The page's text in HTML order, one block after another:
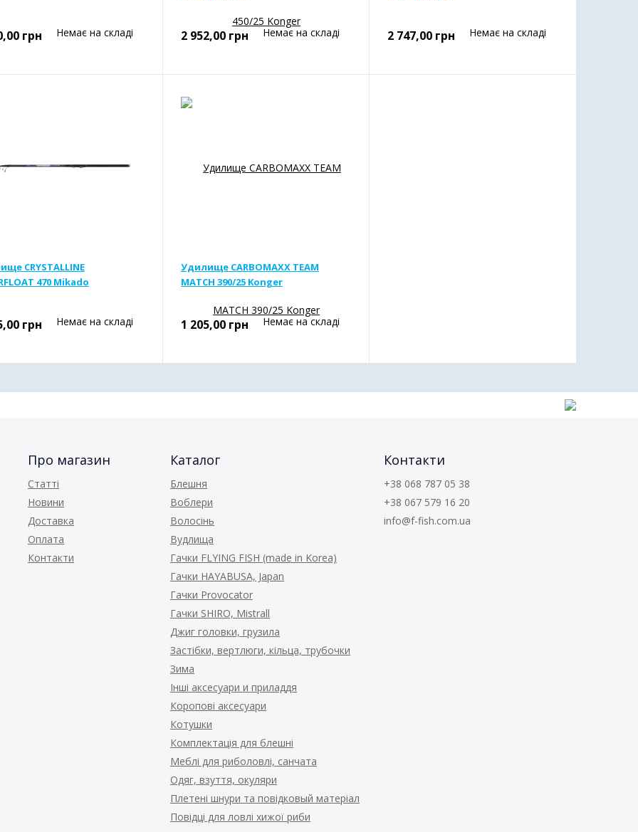
грн Немає на складі 2 952,00 грн Немає на складі 2 747,00 грн Немає на складі
CRYSTALLINE
470 Mikado
грн Немає на складі
Удилище CARBOMAXX TEAM
MATCH 390/25 Konger
1 205,00 грн Немає на складі
Про магазин
Статті
Новини
Доставка
Оплата
Контакти
Каталог
Блешня
Воблери
Волосінь
Вудлища
Гачки FLYING FISH (made in Korea)
Гачки HAYABUSA, Japan
Гачки Provocator
Гачки SHIRO, Mistrall
Джиг головки, грузила
Застібки, вертлюги, кільца, трубочки
Зима
Інші аксесуари и приладдя
Коропові аксесуари
Котушки
Комплектація для блешні
Меблі для риболовлі, санчата
Одяг, взуття, окуляри
Плетені шнури та повідковый матеріал
Повідці для ловлі хижої риби
Контакти
+38 068 787 05 38
+38 067 579 16 20
info@f-fish.com.ua